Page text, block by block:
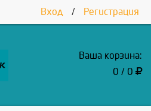
Вход / Регистрация
Ваша корзина:
0 / 0